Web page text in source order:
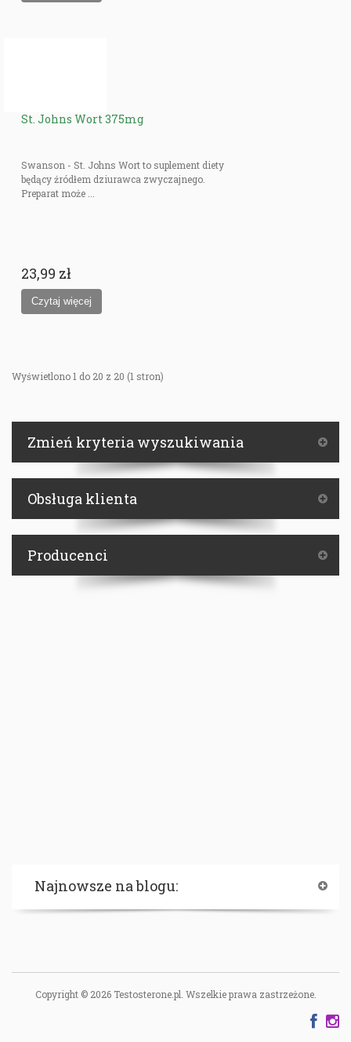
St. Johns Wort 375mg
Swanson - St. Johns Wort to suplement diety
będący źródłem dziurawca zwyczajnego.
Preparat może ...
23,99 zł
Wyświetlono 1 do 20 z 20 (1 stron)
Zmień kryteria wyszukiwania
Obsługa klienta
Producenci
Najnowsze na blogu:
Copyright © 2026 Testosterone.pl. Wszelkie prawa zastrzeżone.